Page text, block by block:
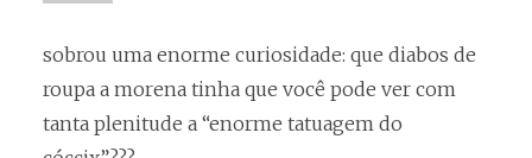
sobrou uma enorme curiosidade: que diabos de
roupa a morena tinha que você pode ver com
tanta plenitude a “enorme tatuagem do